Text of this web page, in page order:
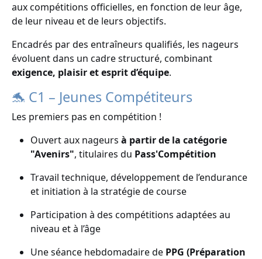
aux compétitions officielles, en fonction de leur âge,
de leur niveau et de leurs objectifs.
Encadrés par des entraîneurs qualifiés, les nageurs
évoluent dans un cadre structuré, combinant
exigence, plaisir et esprit d’équipe.
🐬 C1 – Jeunes Compétiteurs
Les premiers pas en compétition !
Ouvert aux nageurs à partir de la catégorie
"Avenirs", titulaires du Pass'Compétition
Travail technique, développement de l’endurance
et initiation à la stratégie de course
Participation à des compétitions adaptées au
niveau et à l’âge
Une séance hebdomadaire de PPG (Préparation